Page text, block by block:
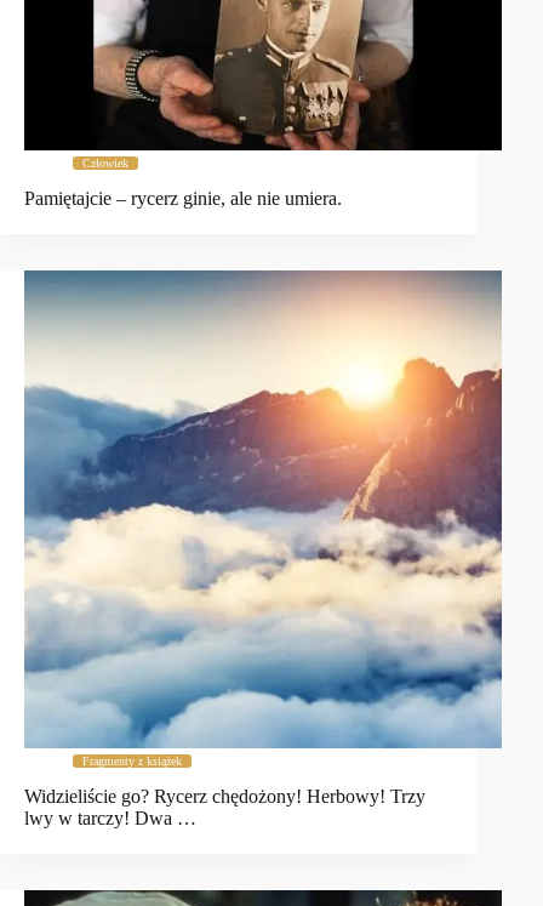
Człowiek
Pamiętajcie – rycerz ginie, ale nie umiera.
Fragmenty z książek
Widzieliście go? Rycerz chędożony! Herbowy! Trzy
lwy w tarczy! Dwa …